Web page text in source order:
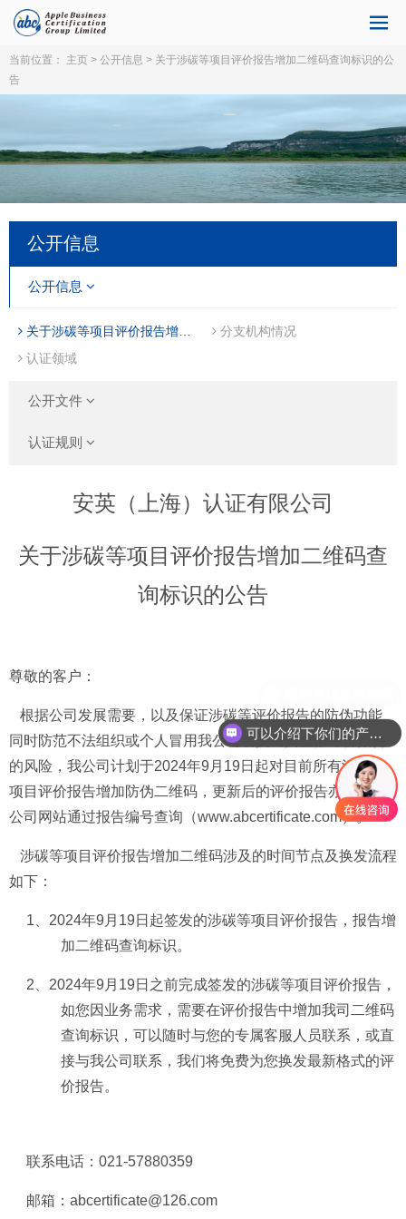
当前位置： 主页 > 公开信息 > 关于涉碳等项目评价报告增加二维码查询标识的公
告
公开信息
公开信息
关于涉碳等项目评价报告增加二维码查询标识的公告
分支机构情况
认证领域
公开文件
认证规则
安英（上海）认证有限公司
关于涉碳等项目评价报告增加二维码查
询标识的公告
尊敬的客户：
根据公司发展需要，以及保证涉碳等评价报告的防伪功能、
同时防范不法组织或个人冒用我公司名义出具虚假评价报告
的风险，我公司计划于2024年9 月 19 日起对目前所有涉碳等
项目评价报告增加防伪二维码，更新后的评价报告亦可在我
公司网站通过报告编号查询（www.abcertificate.com）。
涉碳等项目评价报告增加二维码涉及的时间节点及换发流程
如下：
1、2024年9 月 19 日起签发的涉碳等项目评价报告，报告增
加二维码查询标识。
2、2024年9 月 19 日之前完成签发的涉碳等项目评价报告，
如您因业务需求，需要在评价报告中增加我司二维码
查询标识，可以随时与您的专属客服人员联系，或直
接与我公司联系，我们将免费为您换发最新格式的评
价报告。
联系电话： 021-57880359
邮箱： abcertificate@126.com
可以介绍下你们的产品么